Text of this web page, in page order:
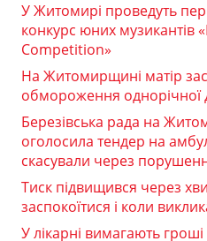
У Житомирі проведуть
конкурс юних музикантів
Competition»
На Житомирщині матір
обмороження однорічної
Березівська рада на
оголосила тендер на
скасували через
Тиск підвищився через
заспокоїтися і коли
У лікарні вимагають